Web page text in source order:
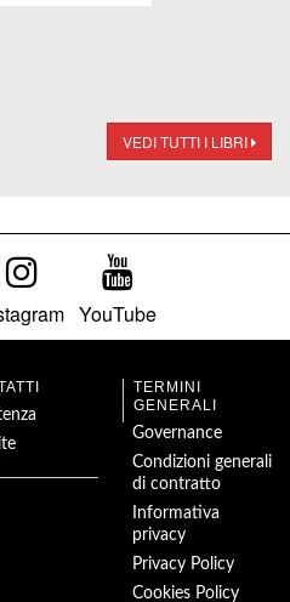
VEDI TUTTI I LIBRI
YouTube